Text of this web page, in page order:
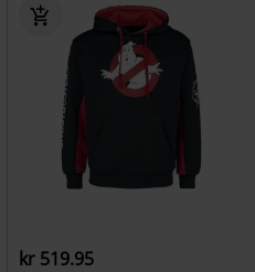
kr 519.95